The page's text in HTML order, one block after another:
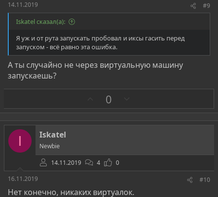
14.11.2019
#9
Iskatel сказал(а):
Я уж и от рута запускать пробовал и иксы гасить перед
запуском - всё равно эта ошибка.
А ты случайно не через виртуальную машину
запускаешь?
а
0
р
о
в
I Iskatel
Newbie
14.11.2019
4
0
16.11.2019
#10
Нет конечно, никаких виртуалок.